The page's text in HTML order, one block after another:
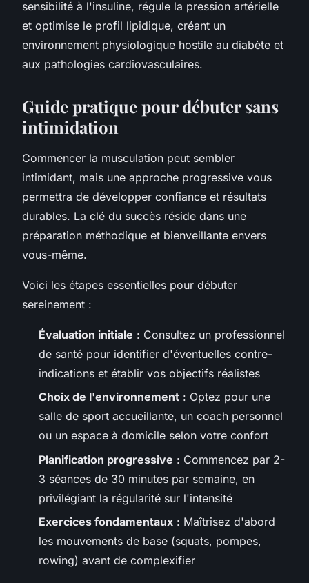
sensibilité à l'insuline, régule la pression artérielle
et optimise le profil lipidique, créant un
environnement physiologique hostile au diabète et
aux pathologies cardiovasculaires.
Guide pratique pour débuter sans
intimidation
Commencer la musculation peut sembler
intimidant, mais une approche progressive vous
permettra de développer confiance et résultats
durables. La clé du succès réside dans une
préparation méthodique et bienveillante envers
vous-même.
Voici les étapes essentielles pour débuter
sereinement :
Évaluation initiale : Consultez un professionnel
de santé pour identifier d'éventuelles contre-
indications et établir vos objectifs réalistes
Choix de l'environnement : Optez pour une
salle de sport accueillante, un coach personnel
ou un espace à domicile selon votre confort
Planification progressive : Commencez par 2-
3 séances de 30 minutes par semaine, en
privilégiant la régularité sur l'intensité
Exercices fondamentaux : Maîtrisez d'abord
les mouvements de base (squats, pompes,
rowing) avant de complexifier